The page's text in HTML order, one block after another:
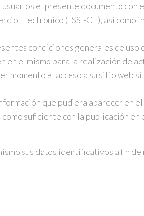
el presente documento
Electrónico (LSSI-CE), así
condiciones generales de
el mismo para la realización de
el acceso a su sitio web
que pudiera aparecer en
suficiente con la publicación
sus datos identificativos a fin